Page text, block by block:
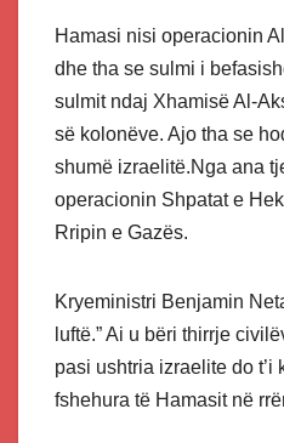
Hamasi nisi operacionin
dhe tha se sulmi i
sulmit ndaj Xhamisë Al-
së kolonëve. Ajo tha se
shumë izraelitë.Nga ana
operacionin Shpatat e
Rripin e Gazës.
Kryeministri Benjamin
luftë.” Ai u bëri thirrje
pasi ushtria izraelite do t’i
fshehura të Hamasit në